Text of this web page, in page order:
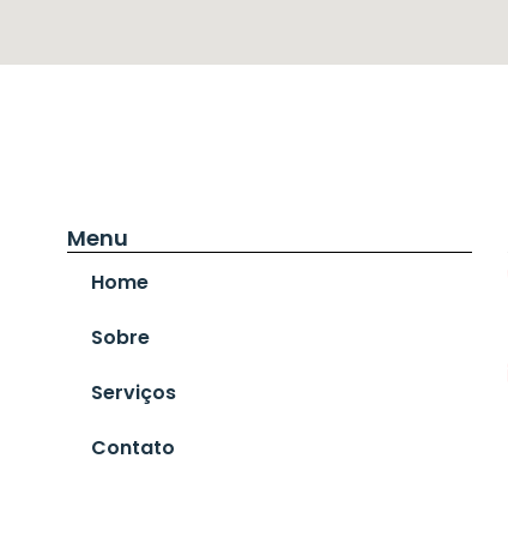
Menu
Home
Sobre
Serviços
Contato